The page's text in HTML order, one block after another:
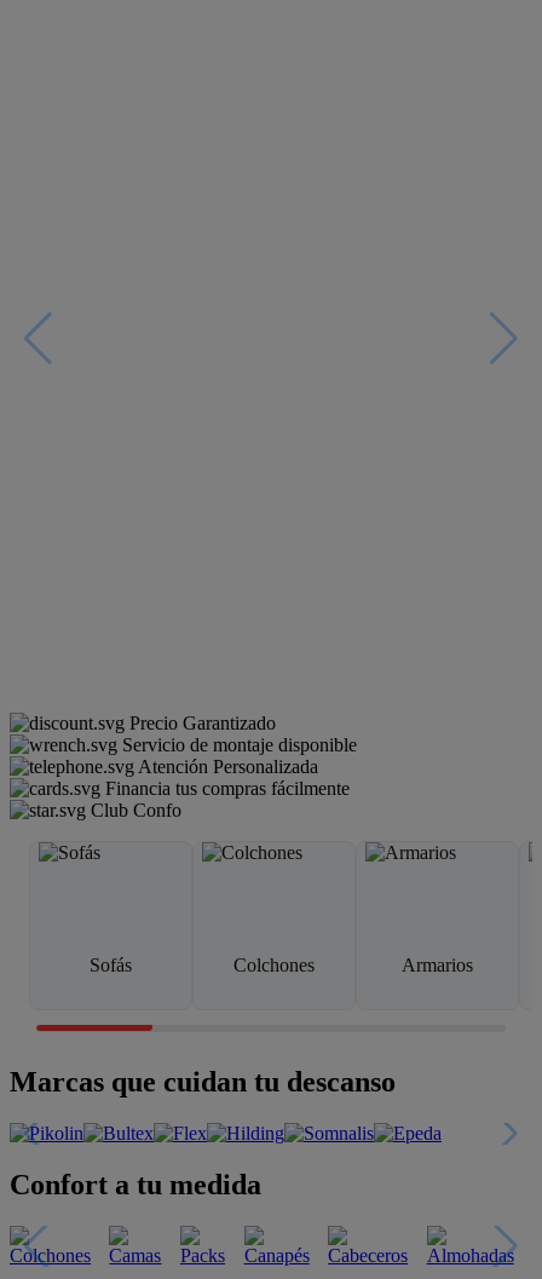
Precio Garantizado
Servicio de montaje disponible
Atención Personalizada
Financia tus compras fácilmente
Club Confo
Sofás Colchones Armarios
Marcas que cuidan tu descanso
Confort a tu medida